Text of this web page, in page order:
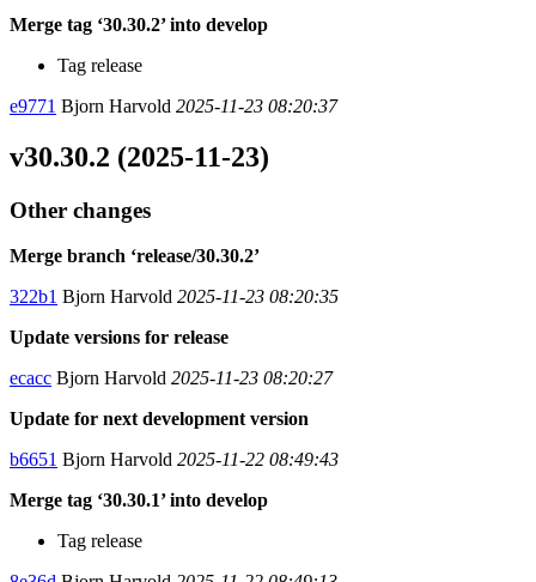
Merge tag ‘30.30.2’ into develop
Tag release
e9771 Bjorn Harvold 2025-11-23 08:20:37
v30.30.2 (2025-11-23)
Other changes
Merge branch ‘release/30.30.2’
322b1 Bjorn Harvold 2025-11-23 08:20:35
Update versions for release
ecacc Bjorn Harvold 2025-11-23 08:20:27
Update for next development version
b6651 Bjorn Harvold 2025-11-22 08:49:43
Merge tag ‘30.30.1’ into develop
Tag release